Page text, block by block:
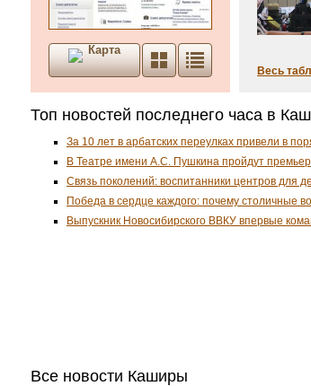
Карта
Весь
Топ новостей последнего часа в
За 10 лет в арбатских переулках привели в
В Театре имени А.С. Пушкина пройдут
Связь поколений: воспитанники центров для
Победа в сердце каждого: почему столичные
Выпускник Новосибирского ВВКУ впервые
Все новости Каширы